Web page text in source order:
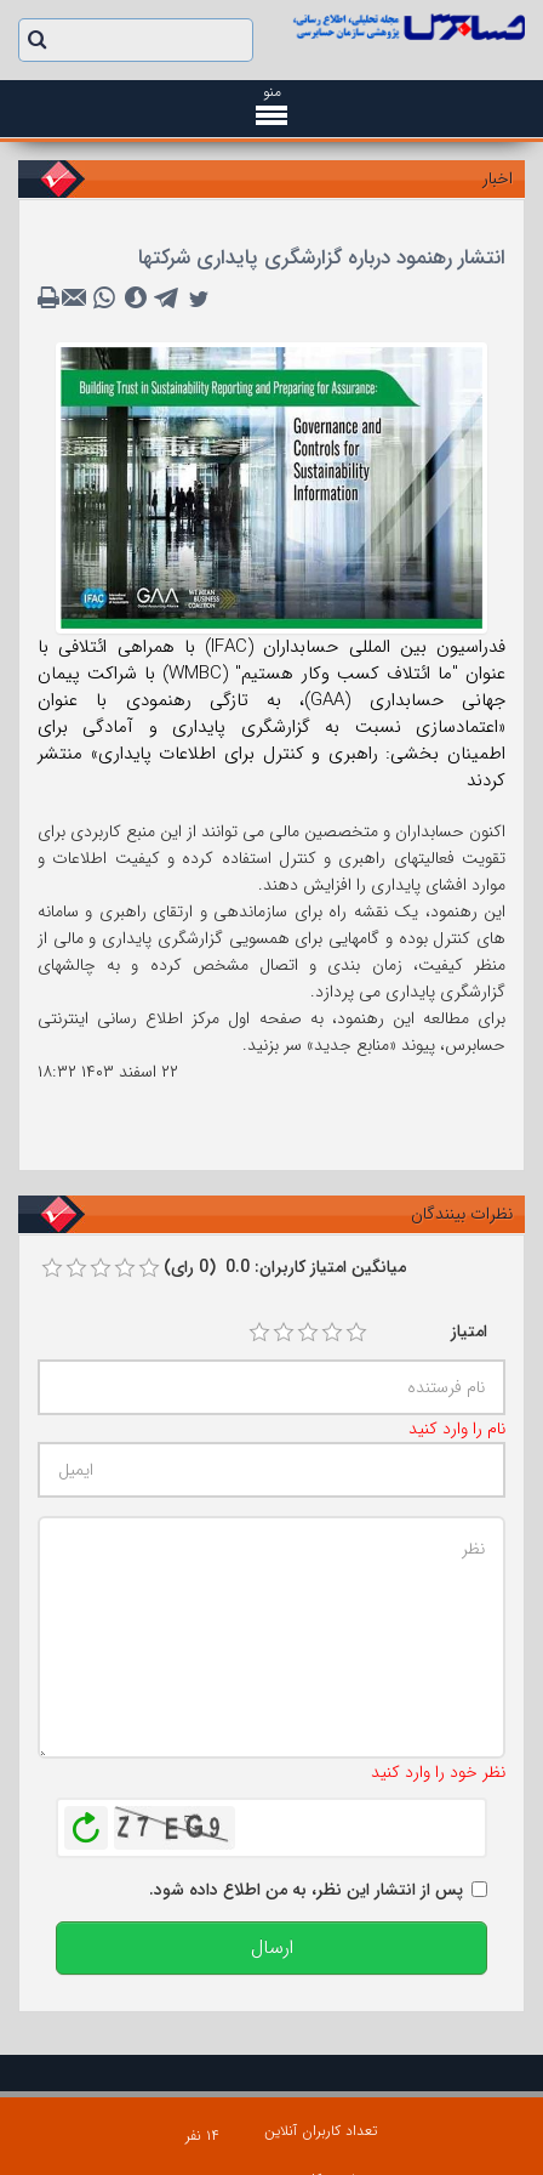
منو
اخبار
انتشار رهنمود درباره گزارشگری پایداری شرکتها
فدراسیون بین المللی حسابداران (IFAC) با همراهی ائتلافی با
عنوان "ما ائتلاف کسب وکار هستیم" (WMBC) با شراکت پیمان
جهانی حسابداری (GAA)، به تازگی رهنمودی با عنوان
«اعتمادسازی نسبت به گزارشگری پایداری و آمادگی برای
اطمینان بخشی: راهبری و کنترل برای اطلاعات پایداری» منتشر
کردند
اکنون حسابداران و متخصصین مالی می توانند از این منبع کاربردی برای
تقویت فعالیتهای راهبری و کنترل استفاده کرده و کیفیت اطلاعات و
موارد افشای پایداری را افزایش دهند.
این رهنمود، یک نقشه راه برای سازماندهی و ارتقای راهبری و سامانه
های کنترل بوده و گامهایی برای همسویی گزارشگری پایداری و مالی از
منظر کیفیت، زمان بندی و اتصال مشخص کرده و به چالشهای
گزارشگری پایداری می پردازد.
برای مطالعه این رهنمود، به صفحه اول مرکز اطلاع رسانی اینترنتی
حسابرس، پیوند «منابع جدید» سر بزنید.
۲۲ اسفند ۱۴۰۳
۱۸:۳۲
نظرات بینندگان
میانگین امتیاز کاربران: 0.0 (0 رای)
امتیاز
نام را وارد کنید
نظر خود را وارد کنید
پس از انتشار این نظر، به من اطلاع داده شود.
ارسال
تعداد کاربران آنلاین
۱۴ نفر